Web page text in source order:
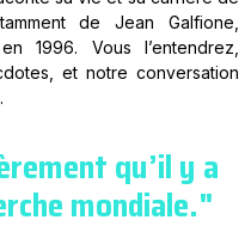
de Jean Galfione,
1996. Vous l’entendrez,
et notre conversation
qu’il y a
mondiale."